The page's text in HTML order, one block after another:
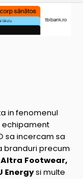
in fenomenul
echipament
sa incercam sa
branduri precum
Altra Footwear,
Energysi multe